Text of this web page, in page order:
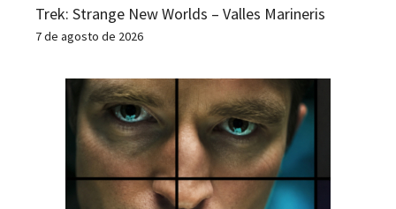
Trek: Strange New Worlds – Valles Marineris
7 de agosto de 2026